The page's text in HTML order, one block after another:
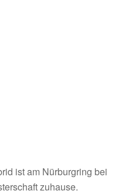
ist am Nürburgring bei
zuhause.